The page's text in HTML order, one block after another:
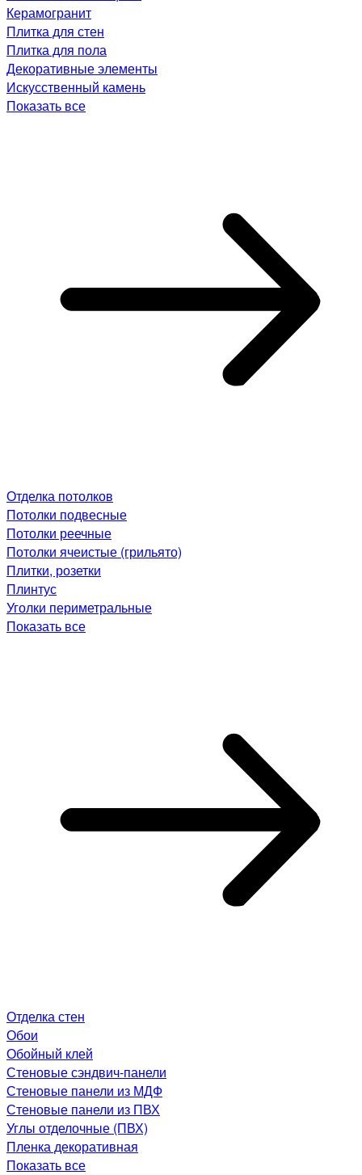
Керамогранит
Плитка для стен
Плитка для пола
Декоративные элементы
Искусственный камень
Показать все
Отделка потолков
Потолки подвесные
Потолки реечные
Потолки ячеистые (грильято)
Плитки, розетки
Плинтус
Уголки периметральные
Показать все
Отделка стен
Обои
Обойный клей
Стеновые сэндвич-панели
Стеновые панели из МДФ
Стеновые панели из ПВХ
Углы отделочные (ПВХ)
Пленка декоративная
Показать все